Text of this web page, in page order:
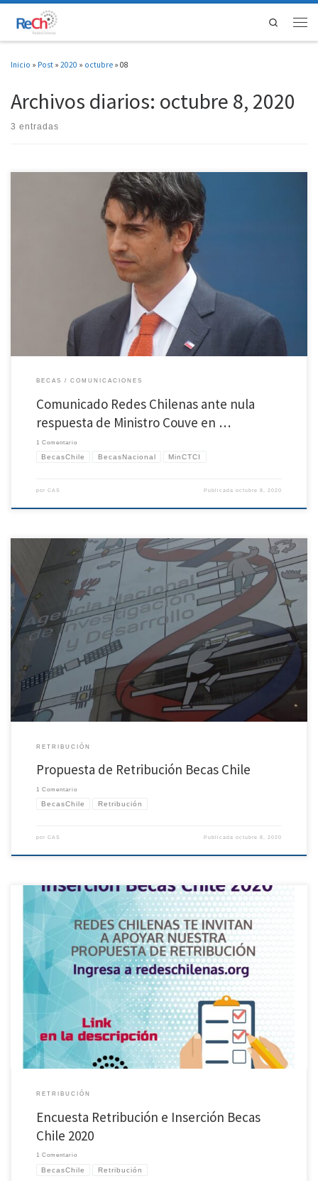
Saltar al contenido
Search
Inicio » Post » 2020 » octubre » 08
Archivos diarios: octubre 8, 2020
3 entradas
Representantes de Redes Chilenas de Investigación (ReCh) y sus orgánicas adscritas,
Asociación Nacional de Investigadores en Postgrado (ANIP), Asociación Red de
Investigadoras (RedI) y Asociación de Investigadores de Artes y Humanidades (AyH),
más el movimiento Ciencia Contra el Recorte, se han reunido con el ministro Andrés
BECAS COMUNICACIONES
Comunicado Redes Chilenas ante nula
respuesta de Ministro Couve en …
1 Comentario
BecasChile BecasNacional MinCTCI
por CAS Publicadaoctubre 8, 2020
Te presentamos la última versión de la propuesta de Retribución para Becas Chile
diseñada por la Comisión de Retribución ReCh. Link directo para descarga:
https://redeschilenas.cl/wp-content/uploads/2020/10/Propuesta-Retribucion-ReCh-
12.08.2020.pdf Ultima Actualización: 12 de Agosto de 2020
RETRIBUCIÓN
Propuesta de Retribución Becas Chile
1 Comentario
BecasChile Retribución
por CAS Publicadaoctubre 8, 2020
Si eres becari@ Becas Chile o tuviste alguna beca en el extranjero financiada por ANID
(Ex-Conicyt), te invitamos a responder esta ENCUESTA DE RETRIBUCIÓN e
INSERCIÓN BECAS CHILE 2020 y colaborar con Evidencia para mejorar el Programa
Becas Chile.
RETRIBUCIÓN
Encuesta Retribución e Inserción Becas
Chile 2020
1 Comentario
BecasChile Retribución